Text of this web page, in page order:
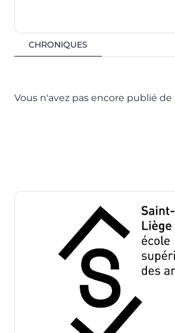
CHRONIQUES
Vous n'avez pas encore publié